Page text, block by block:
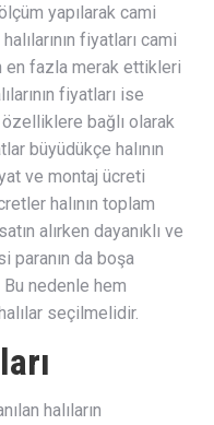
yapılarak cami
fiyatları cami
en fazla merak ettikleri
fiyatları ise
bağlı olarak
büyüdükçe halının
ve montaj ücreti
halının toplam
alırken dayanıklı ve
paranın da boşa
Bu nedenle hem
seçilmelidir.
halıların